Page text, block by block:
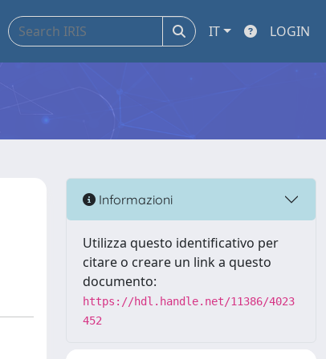
IT LOGIN
Informazioni
Utilizza questo identificativo per
citare o creare un link a questo
documento:
https://hdl.handle.net/11386/4023
452